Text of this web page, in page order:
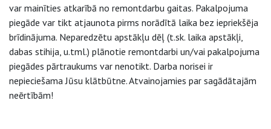
var mainīties atkarībā no remontdarbu gaitas. Pakalpojuma
piegāde var tikt atjaunota pirms norādītā laika bez iepriekšēja
brīdinājuma. Neparedzētu apstākļu dēļ (t.sk. laika apstākļi,
dabas stihija, u.tml.) plānotie remontdarbi un/vai pakalpojuma
piegādes pārtraukums var nenotikt. Darba norisei ir
nepieciešama Jūsu klātbūtne. Atvainojamies par sagādātajām
neērtībām!